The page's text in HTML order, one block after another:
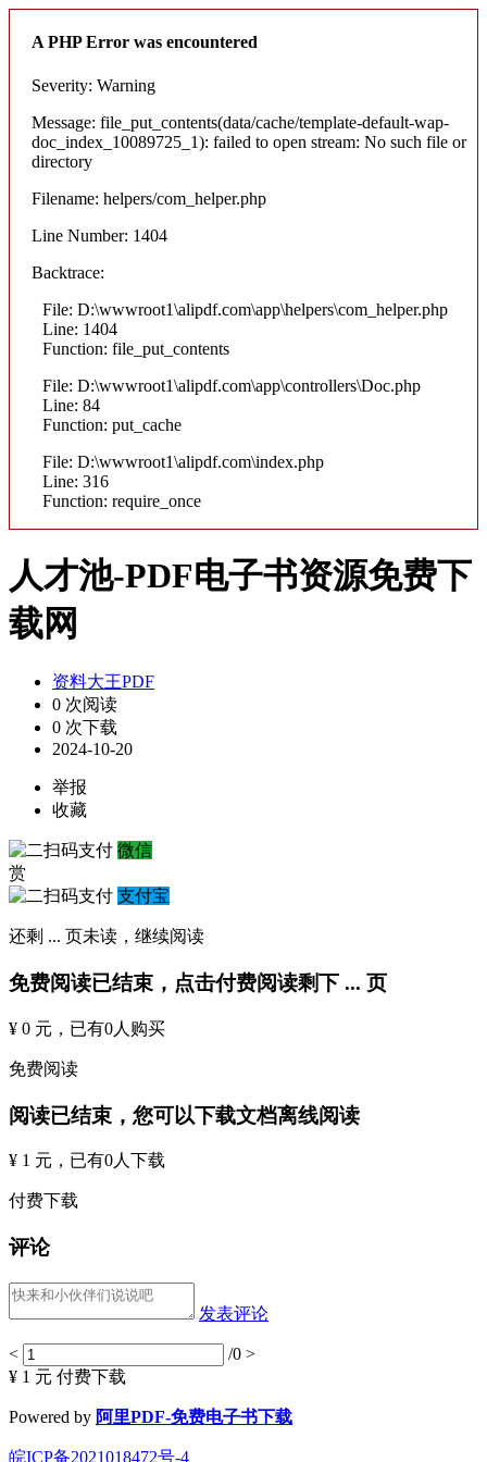
A PHP Error was encountered
Severity: Warning
Message: file_put_contents(data/cache/template-default-wap-
doc_index_10089725_1): failed to open stream: No such file or
directory
Filename: helpers/com_helper.php
Line Number: 1404
Backtrace:
File: D:\wwwroot1\alipdf.com\app\helpers\com_helper.php
Line: 1404
Function: file_put_contents
File: D:\wwwroot1\alipdf.com\app\controllers\Doc.php
Line: 84
Function: put_cache
File: D:\wwwroot1\alipdf.com\index.php
Line: 316
Function: require_once
人才池-PDF电子书资源免费下
载网
资料大王PDF
0 次阅读
0 次下载
2024-10-20
举报
收藏
微信
赏
支付宝
还剩 ... 页未读， 继续阅读
免费阅读已结束，点击付费阅读剩下 ... 页
¥ 0 元 ，已有0人购买
免费阅读
阅读已结束，您可以下载文档离线阅读
¥ 1 元 ，已有0人下载
付费下载
评论
发表评论
< /0 >
¥ 1 元 付费下载
Powered by 阿里PDF-免费电子书下载
皖ICP备2021018472号-4